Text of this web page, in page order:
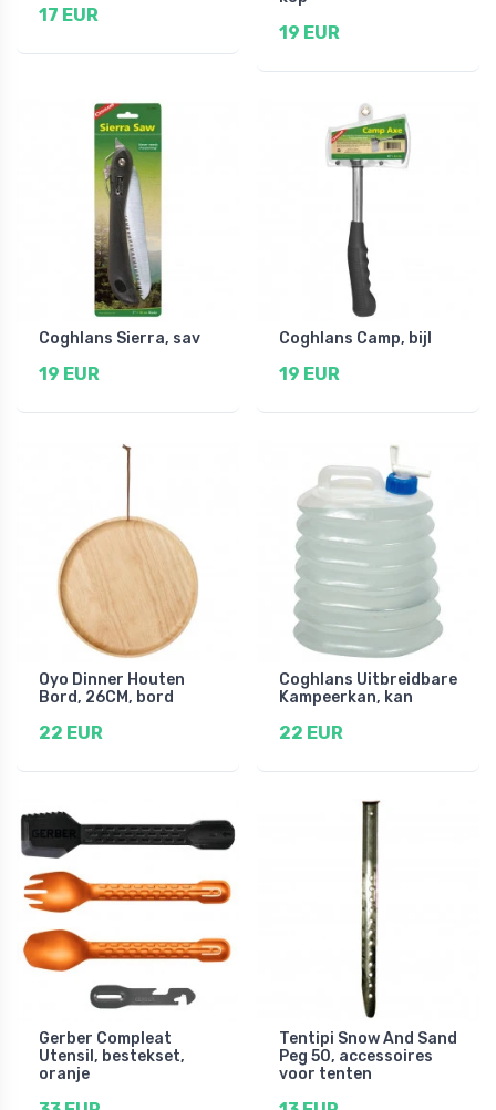
17 EUR
19 EUR
Coghlans Sierra, sav
19 EUR
Coghlans Camp, bijl
19 EUR
Oyo Dinner Houten
Bord, 26CM, bord
22 EUR
Coghlans Uitbreidbare
Kampeerkan, kan
22 EUR
Gerber Compleat
Utensil, bestekset,
oranje
Tentipi Snow And Sand
Peg 50, accessoires
voor tenten